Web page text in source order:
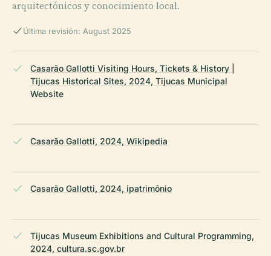
arquitectónicos y conocimiento local.
Última revisión: August 2025
Casarão Gallotti Visiting Hours, Tickets & History |
Tijucas Historical Sites, 2024, Tijucas Municipal
Website
Casarão Gallotti, 2024, Wikipedia
Casarão Gallotti, 2024, ipatrimônio
Tijucas Museum Exhibitions and Cultural Programming,
2024, cultura.sc.gov.br